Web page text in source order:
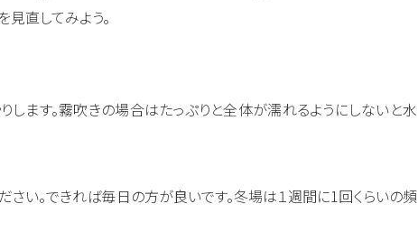
直してみよう。
します。霧吹きの場合はたっぷりと全体が濡れるようにしないと水
い。できれば毎日の方が良いです。冬場は１週間に1回くらいの頻